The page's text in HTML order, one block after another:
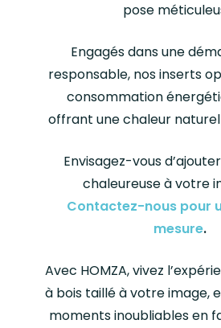
pose
Engagés dans une
responsable, nos inserts
consommation
offrant une chaleur
Envisagez-vous
chaleureuse à votre
Contactez-nous pour
mesure.
Avec HOMZA, vivez
à bois taillé à votre image,
moments inoubliables en